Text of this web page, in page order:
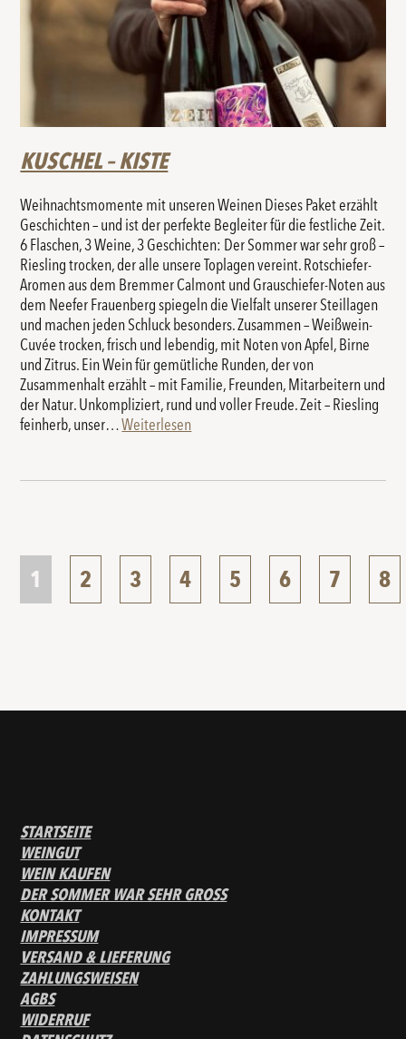
KUSCHEL – KISTE
Weihnachtsmomente mit unseren Weinen Dieses Paket erzählt
Geschichten – und ist der perfekte Begleiter für die festliche Zeit.
6 Flaschen, 3 Weine, 3 Geschichten: Der Sommer war sehr groß –
Riesling trocken, der alle unsere Toplagen vereint. Rotschiefer-
Aromen aus dem Bremmer Calmont und Grauschiefer-Noten aus
dem Neefer Frauenberg spiegeln die Vielfalt unserer Steillagen
und machen jeden Schluck besonders. Zusammen – Weißwein-
Cuvée trocken, frisch und lebendig, mit Noten von Apfel, Birne
und Zitrus. Ein Wein für gemütliche Runden, der von
Zusammenhalt erzählt – mit Familie, Freunden, Mitarbeitern und
der Natur. Unkompliziert, rund und voller Freude. Zeit – Riesling
feinherb, unser…Weiterlesen
1 2 3 4 5 6 7 8
STARTSEITE
WEINGUT
WEIN KAUFEN
DER SOMMER WAR SEHR GROSS
KONTAKT
IMPRESSUM
VERSAND & LIEFERUNG
ZAHLUNGSWEISEN
AGBS
WIDERRUF